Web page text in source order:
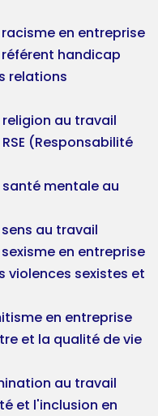
en entreprise
handicap
relations
au travail
(Responsabilité
mentale au
au travail
en entreprise
violences sexistes et
en entreprise
et la qualité de vie
au travail
et l'inclusion en